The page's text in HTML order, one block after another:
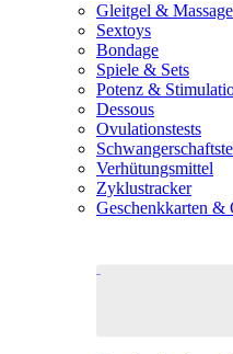
Gleitgel & Massage
Sextoys
Bondage
Spiele & Sets
Potenz &
Dessous
Ovulationstests
Verhütungsmittel
Zyklustracker
Geschenkkarten &